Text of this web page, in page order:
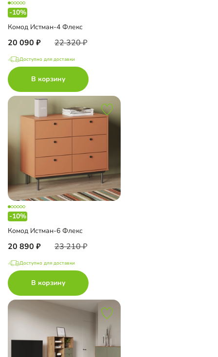
-10%
Комод Истман-4 Флекс
20 090 22 320
Доступно для доставки
В корзину
-10%
Комод Истман-6 Флекс
20 890 23 210
Доступно для доставки
В корзину